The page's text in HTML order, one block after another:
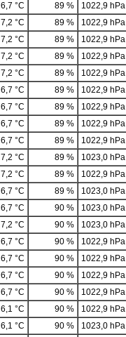
6,7 °C 89 % 1022,9 hPa
7,2 °C 89 % 1022,9 hPa
7,2 °C 89 % 1022,9 hPa
7,2 °C 89 % 1022,9 hPa
7,2 °C 89 % 1022,9 hPa
6,7 °C 89 % 1022,9 hPa
6,7 °C 89 % 1022,9 hPa
6,7 °C 89 % 1022,9 hPa
6,7 °C 89 % 1022,9 hPa
7,2 °C 89 % 1023,0 hPa
7,2 °C 89 % 1022,9 hPa
6,7 °C 89 % 1023,0 hPa
6,7 °C 90 % 1023,0 hPa
7,2 °C 90 % 1023,0 hPa
6,7 °C 90 % 1022,9 hPa
6,7 °C 90 % 1022,9 hPa
6,7 °C 90 % 1022,9 hPa
6,7 °C 90 % 1022,9 hPa
6,1 °C 90 % 1022,9 hPa
6,1 °C 90 % 1023,0 hPa